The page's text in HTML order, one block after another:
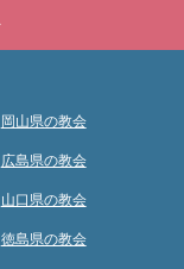
岡山県の教会
広島県の教会
山口県の教会
徳島県の教会